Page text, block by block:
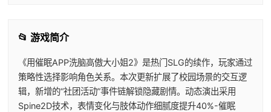
📂 游戏简介
《用催眠APP洗脑高傲大小姐2》是热门SLG的续作，玩家通过
策略性选择影响角色关系。本次更新扩展了校园场景的交互逻
辑，新增的“社团活动”事件链解锁隐藏剧情。动态演出采用
Spine2D技术，表情变化与肢体动作细腻度提升40%-催眠